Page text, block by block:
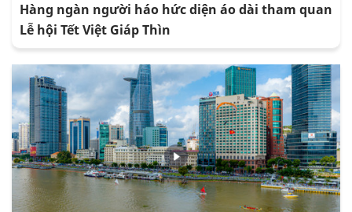
Hàng ngàn người háo hức diện áo dài tham quan
Lễ hội Tết Việt Giáp Thìn